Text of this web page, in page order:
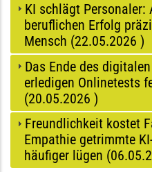
KI schlägt Personaler:
beruflichen Erfolg
Mensch (22.05.2026 )
Das Ende des
erledigen Onlinetests
(20.05.2026 )
Freundlichkeit kostet
Empathie getrimmte
häufiger lügen (